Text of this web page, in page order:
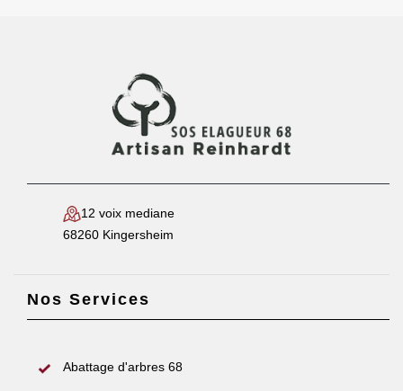
12 voix mediane
68260 Kingersheim
Nos Services
Abattage d'arbres 68